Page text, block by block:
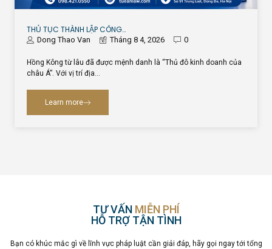
THỦ TỤC THÀNH LẬP CÔNG…
Dong Thao Van Tháng 8 4, 2026 0
Hồng Kông từ lâu đã được mệnh danh là “Thủ đô kinh doanh của
châu Á”. Với vị trí địa…
Learn more
TƯ VẤN MIỄN PHÍ
HỖ TRỢ TẬN TÌNH
Bạn có khúc mắc gì về lĩnh vực pháp luật cần giải đáp, hãy gọi ngay tới tổng